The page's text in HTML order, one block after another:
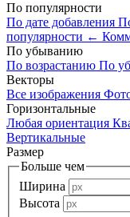
По популярности
По дате добавления
популярности ←
По убыванию
По возрастанию По
Векторы
Все изображения
Горизонтальные
Любая ориентация
Вертикальные
Размер
Больше чем
Ширина
Высота